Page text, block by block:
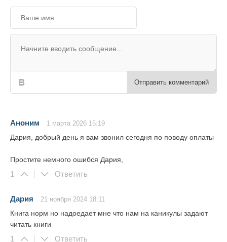
Отправить комментарий
Аноним 1 марта 2026 15:19
Дария, добрый день я вам звонил сегодня по поводу оплаты
Простите немного ошибся Дария,
1 Ответить
Дария 21 ноября 2024 18:11
Книга норм но надоедает мне что нам на каникулы задают
читать книги
1 Ответить